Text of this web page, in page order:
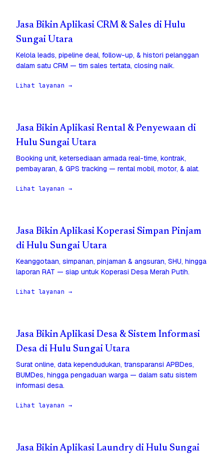
Jasa Bikin Aplikasi CRM & Sales di Hulu
Sungai Utara
Kelola leads, pipeline deal, follow-up, & histori pelanggan
dalam satu CRM — tim sales tertata, closing naik.
Lihat layanan →
Jasa Bikin Aplikasi Rental & Penyewaan di
Hulu Sungai Utara
Booking unit, ketersediaan armada real-time, kontrak,
pembayaran, & GPS tracking — rental mobil, motor, & alat.
Lihat layanan →
Jasa Bikin Aplikasi Koperasi Simpan Pinjam
di Hulu Sungai Utara
Keanggotaan, simpanan, pinjaman & angsuran, SHU, hingga
laporan RAT — siap untuk Koperasi Desa Merah Putih.
Lihat layanan →
Jasa Bikin Aplikasi Desa & Sistem Informasi
Desa di Hulu Sungai Utara
Surat online, data kependudukan, transparansi APBDes,
BUMDes, hingga pengaduan warga — dalam satu sistem
informasi desa.
Lihat layanan →
Jasa Bikin Aplikasi Laundry di Hulu Sungai